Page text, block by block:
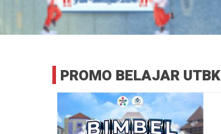
PROMO BELAJAR UTBK